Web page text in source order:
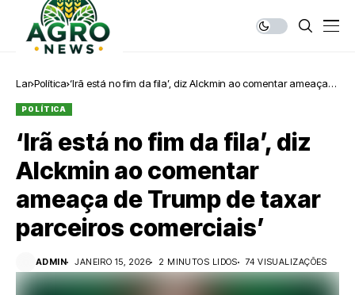
Lar Política ‘Irã está no fim da fila’, diz Alckmin ao comentar ameaça
POLÍTICA
‘Irã está no fim da fila’, diz
Alckmin ao comentar
ameaça de Trump de taxar
parceiros comerciais’
ADMIN JANEIRO 15, 2026 2 MINUTOS LIDOS 74 VISUALIZAÇÕES